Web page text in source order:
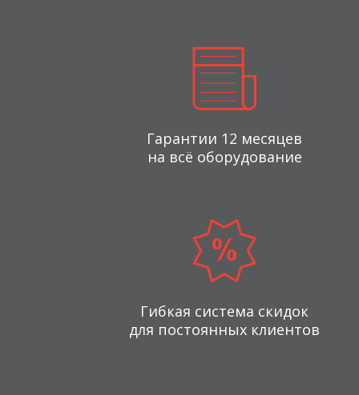
Гарантии 12 месяцев
на всё оборудование
Гибкая система скидок
для постоянных клиентов